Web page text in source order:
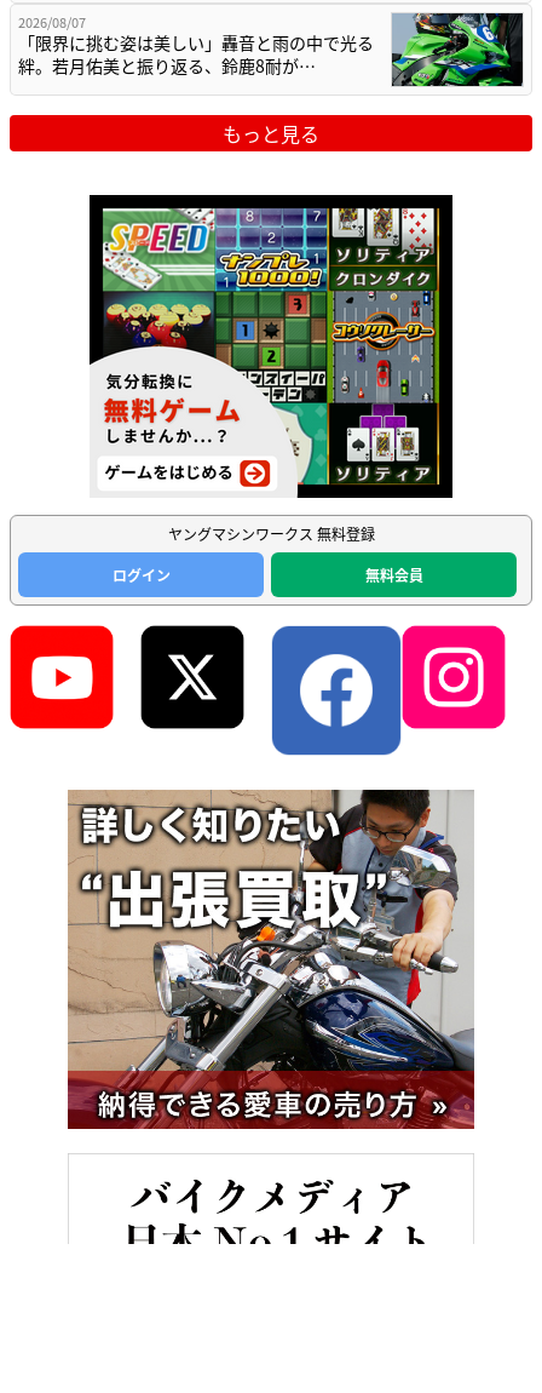
2026/08/07
「限界に挑む姿は美しい」轟音と雨の中で光る
絆。若月佑美と振り返る、鈴鹿8耐が…
もっと見る
ヤングマシンワークス 無料登録
ログイン
無料会員